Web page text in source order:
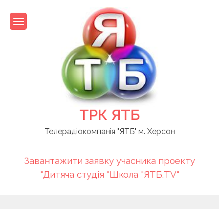
content
ТРК ЯТБ
Телерадіокомпанія "ЯТБ" м. Херсон
Завантажити заявку учасника проекту
"Дитяча студія "Школа "ЯТБ.TV"